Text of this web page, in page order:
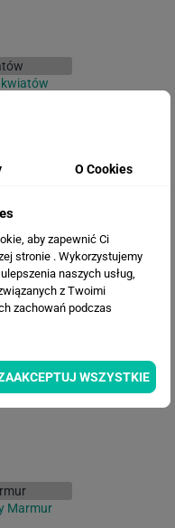
Marmur
O Cookies
aby zapewnić Ci
stronie . Wykorzystujemy
naszych usług,
z Twoimi
zachowań podczas
WSZYSTKIE